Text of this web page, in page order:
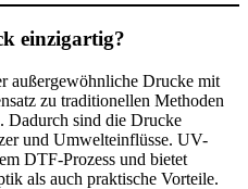
einzigartig?
außergewöhnliche Drucke mit
zu traditionellen Methoden
Dadurch sind die Drucke
und Umwelteinflüsse. UV-
DTF-Prozess und bietet
als auch praktische Vorteile.